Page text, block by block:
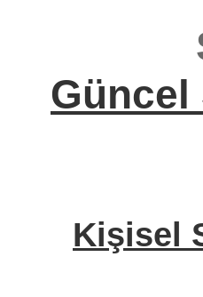
Güncel
Kişisel